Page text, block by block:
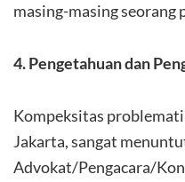
masing-masing seorang
4. Pengetahuan dan
Kompeksitas
Jakarta, sangat
Advokat/Pengacara/